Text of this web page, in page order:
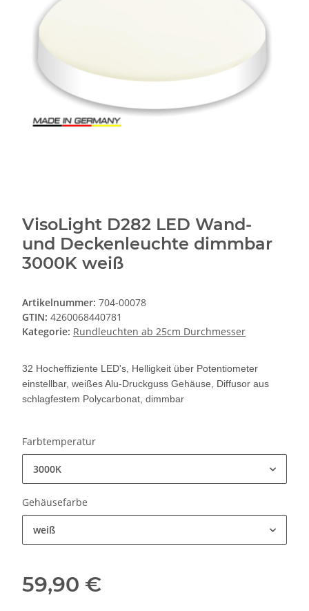
VisoLight D282 LED Wand-
und Deckenleuchte dimmbar
3000K weiß
Artikelnummer: 704-00078
GTIN: 4260068440781
Kategorie: Rundleuchten ab 25cm Durchmesser
32 Hocheffiziente LED's, Helligkeit über Potentiometer
einstellbar, weißes Alu-Druckguss Gehäuse, Diffusor aus
schlagfestem Polycarbonat, dimmbar
Farbtemperatur
3000K
Gehäusefarbe
weiß
59,90 €